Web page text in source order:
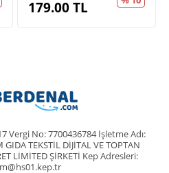
179.00TL
Vergi No: 7700436784 İşletme Adı:
TEKSTİL DİJİTAL VE TOPTAN
LİMİTED ŞİRKETİ Kep Adresleri: